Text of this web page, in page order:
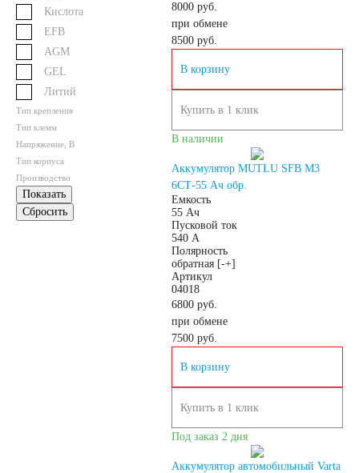
115
Кислота
EFB
AGM
GEL
Литий
Тип крепления
Тип клемм
Напряжение, В
Тип корпуса
Производство
Показать
Сбросить
8000 руб.
при обмене
8500руб.
В корзину
Купить в 1 клик
В наличии
Аккумулятор MUTLU SFB M3
6СТ-55 Ач обр.
Емкость
55 Ач
Пусковой ток
540 А
Полярность
обратная [-+]
Артикул
04018
6800 руб.
при обмене
7500руб.
В корзину
Купить в 1 клик
Под заказ 2 дня
Аккумулятор автомобильный Varta